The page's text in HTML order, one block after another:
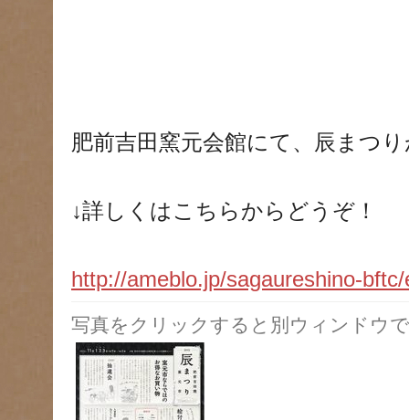
肥前吉田窯元会館にて、辰まつ
↓詳しくはこちらからどうぞ！
http://ameblo.jp/sagaureshino-
写真をクリックすると別ウィンドウ